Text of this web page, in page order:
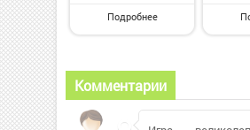
Подробнее
Комментарии